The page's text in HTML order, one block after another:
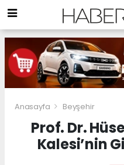
Anasayfa Beyşehir
Prof. Dr.
Kalesi’nin